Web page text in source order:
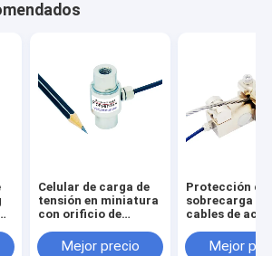
Celular de carga de
tensión en miniatura
con orificio de
M10/M8/M6/M5/M4
Mejor precio
Protección
sobrecarga de
cables de
Sensor de
Mejor